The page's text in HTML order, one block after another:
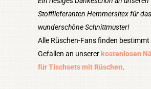
Stofflieferanten Hemmersitex für das
wunderschöne Schnittmuster!
Alle Rüschen-Fans finden bestimmt
Gefallen an unserer kostenlosen
für Tischsets mit Rüschen.